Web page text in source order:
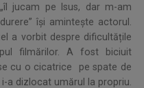
jucam pe Isus, dar m-am
îşi aminteşte actorul.
a vorbit despre dificultățile
filmărilor. A fost biciuit
cu o cicatrice pe spate de
a dizlocat umărul la propriu.